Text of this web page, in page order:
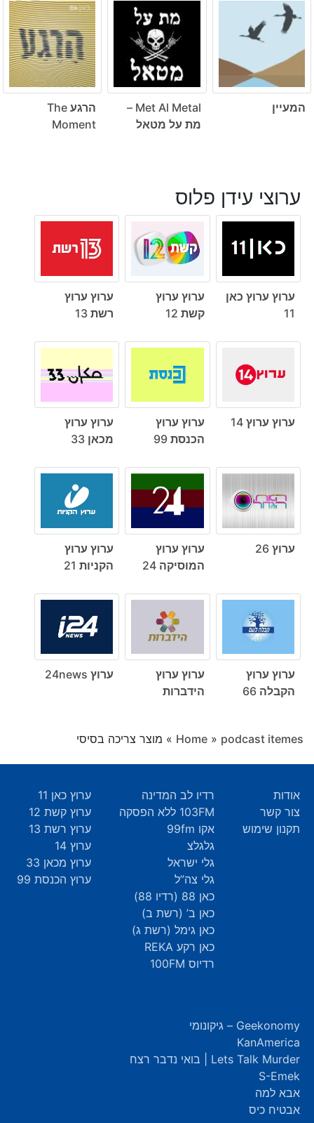
המעיין
Met Al Metal –
מת על מטאל
הרגע The
Moment
ערוצי עידן פלוס
ערוץ ערוץ כאן
11
ערוץ ערוץ
קשת 12
ערוץ ערוץ
רשת 13
ערוץ ערוץ 14
ערוץ ערוץ
הכנסת 99
ערוץ ערוץ
מכאן 33
ערוץ 26
ערוץ ערוץ
המוסיקה 24
ערוץ ערוץ
הקניות 21
ערוץ ערוץ
הקבלה 66
ערוץ ערוץ
הידברות
ערוץ 24news
Home » podcast itemes
» מוצר צריכה בסיסי
אודות
צור קשר
תקנון שימוש
רדיו לב המדינה
103FM ללא הפסקה
אקו 99fm
גלגלצ
גלי ישראל
גלי צה”ל
כאן 88 (רדיו 88)
כאן ב’ (רשת ב)
כאן גימל (רשת ג)
כאן רקע REKA
רדיוס 100FM
ערוץ כאן 11
ערוץ קשת 12
ערוץ רשת 13
ערוץ 14
ערוץ מכאן 33
ערוץ הכנסת 99
Geekonomy – גיקונומי
KanAmerica
Lets Talk Murder | בואי נדבר רצח
S-Emek
אבא למה
אבטיח כיס